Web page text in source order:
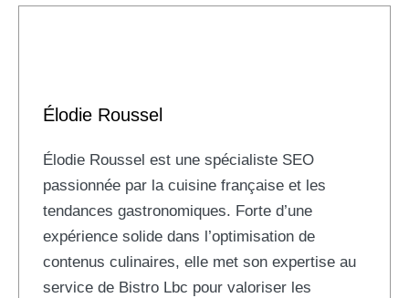
Élodie Roussel
Élodie Roussel est une spécialiste SEO
passionnée par la cuisine française et les
tendances gastronomiques. Forte d’une
expérience solide dans l’optimisation de
contenus culinaires, elle met son expertise au
service de Bistro Lbc pour valoriser les